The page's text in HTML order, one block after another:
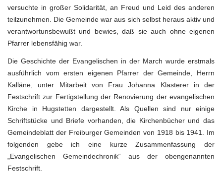
versuchte in großer Solidarität, an Freud und Leid des anderen
teilzunehmen. Die Gemeinde war aus sich selbst heraus aktiv und
verantwortunsbewußt und bewies, daß sie auch ohne eigenen
Pfarrer lebensfähig war.
Die Geschichte der Evangelischen in der March wurde erstmals
ausführlich vom ersten eigenen Pfarrer der Gemeinde, Herrn
Kalläne, unter Mitarbeit von Frau Johanna Klasterer in der
Festschrift zur Fertigstellung der Renovierung der evangelischen
Kirche in Hugstetten dargestellt. Als Quellen sind nur einige
Schriftstücke und Briefe vorhanden, die Kirchenbücher und das
Gemeindeblatt der Freiburger Gemeinden von 1918 bis 1941. Im
folgenden gebe ich eine kurze Zusammenfassung der
„Evangelischen Gemeindechronik“ aus der obengenannten
Festschrift.